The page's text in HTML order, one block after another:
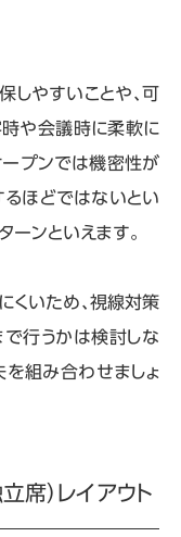
しやすいことや、可
時や会議時に柔軟に
ープンでは機密性が
ほどではないとい
ーンといえます。
くいため、視線対策
行うかは検討しな
を組み合わせましょ
席）レイアウト